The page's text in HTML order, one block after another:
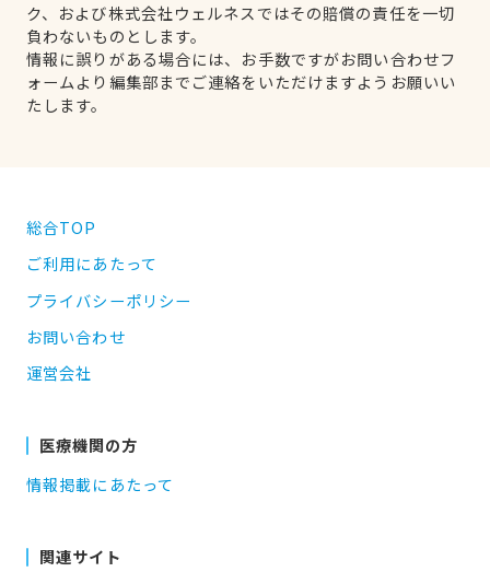
ク、および株式会社ウェルネスではその賠償の責任を一切
負わないものとします。
情報に誤りがある場合には、お手数ですがお問い合わせフ
ォームより編集部までご連絡をいただけますようお願いい
たします。
総合TOP
ご利用にあたって
プライバシーポリシー
お問い合わせ
運営会社
医療機関の方
情報掲載にあたって
関連サイト